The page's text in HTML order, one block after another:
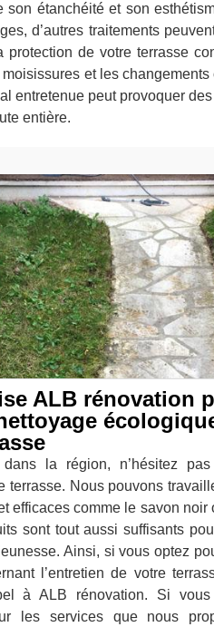
son étanchéité et son
d’autres traitements
protection de votre terrasse
moisissures et les
entretenue peut provoquer
entière.
ALB rénovation
la région, n’hésitez
terrasse. Nous pouvons
efficaces comme le savon noir
sont tout aussi suffisants
Ainsi, si vous optez
l’entretien de votre
à ALB rénovation. Si
les services que nous